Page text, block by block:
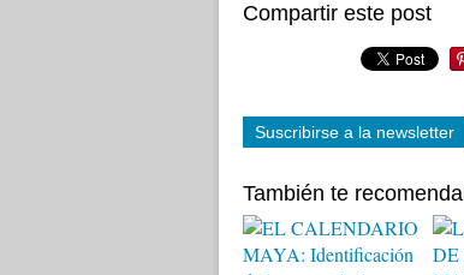
Compartir este post
Suscribirse a la newsletter
También te